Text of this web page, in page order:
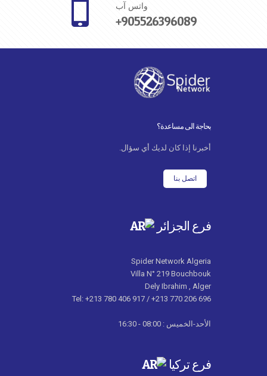
واتس آب
+905526396089
بحاجة الى مساعدة؟
أخبرنا إذا كان لديك أي سؤال.
اتصل بنا
فرع الجزائر
Spider Network Algeria
Villa N° 219 Bouchbouk
Dely Ibrahim , Alger
Tel: +213 780 406 917 / +213 770 206 696
الأحد-الخميس : 08:00 - 16:30
فرع تركيا